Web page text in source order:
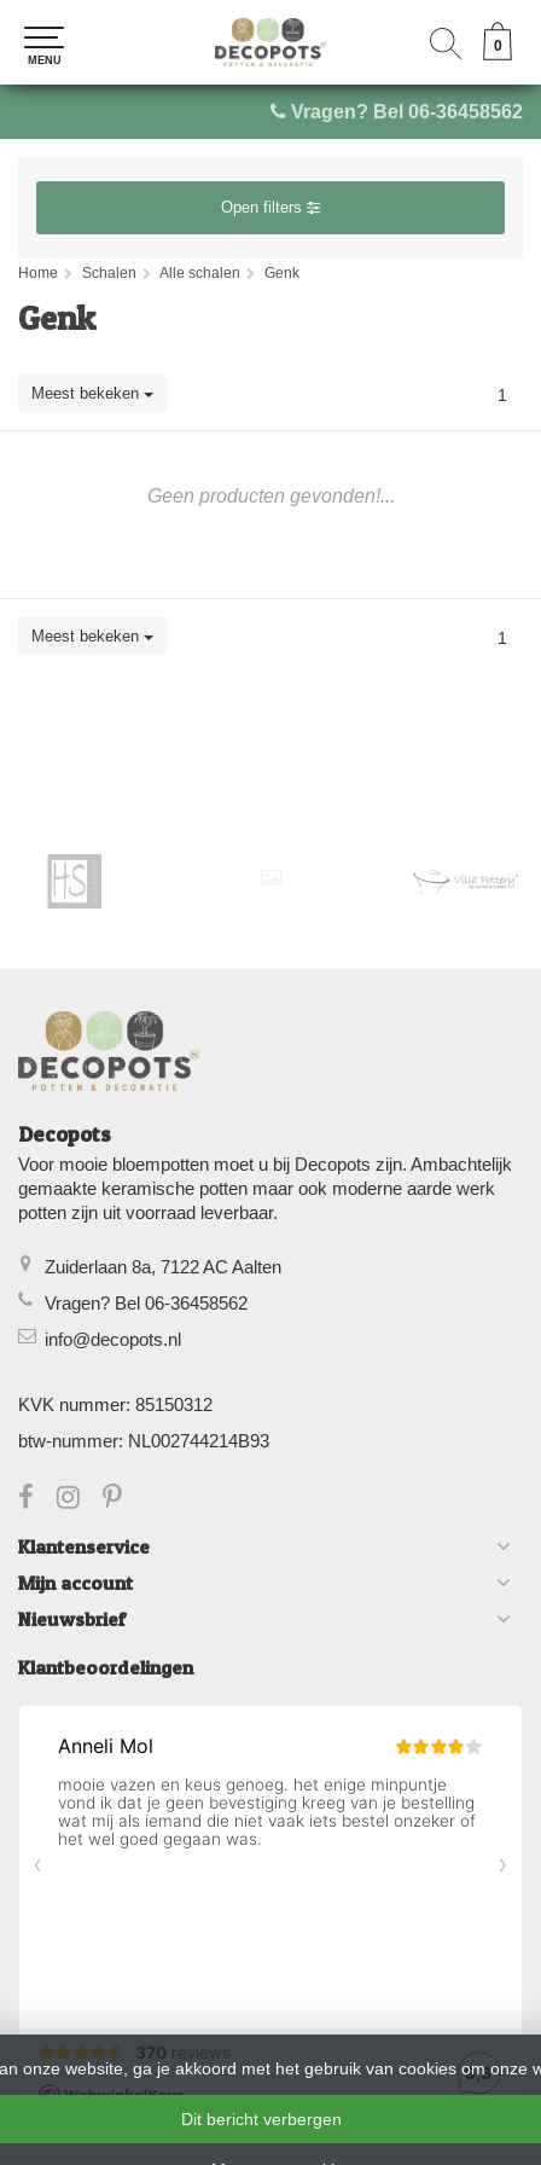
Vragen? Bel 06-36458562
0
MENU
0
MENU
Open filters
Home Schalen Alle schalen Genk
Genk
Meest bekeken 1
Geen producten gevonden!...
Meest bekeken 1
Decopots
Voor mooie bloempotten moet u bij Decopots zijn. Ambachtelijk
gemaakte keramische potten maar ook moderne aarde werk
potten zijn uit voorraad leverbaar.
Zuiderlaan 8a, 7122 AC Aalten
Vragen? Bel 06-36458562
info@decopots.nl
KVK nummer: 85150312
btw-nummer: NL002744214B93
Klantenservice
Mijn account
Nieuwsbrief
Klantbeoordelingen
onze website, ga je akkoord met het gebruik van cookies om onze
Dit bericht verbergen